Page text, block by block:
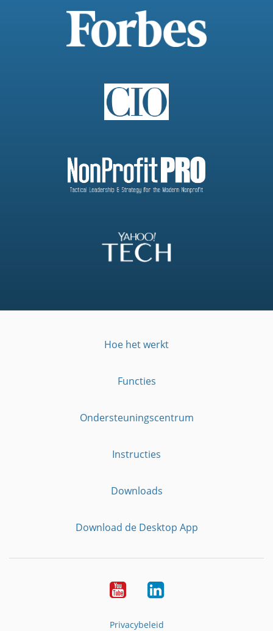
Hoe het werkt
Functies
Ondersteuningscentrum
Instructies
Downloads
Download de Desktop App
YouTubeLinkedIn
Privacybeleid